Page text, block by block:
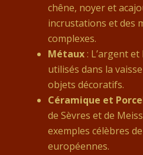
chêne, noyer et
incrustations et des
complexes.
Métaux: L’argent et
utilisés dans la
objets décoratifs.
Céramique et
de Sèvres et de
exemples célèbres
européennes.